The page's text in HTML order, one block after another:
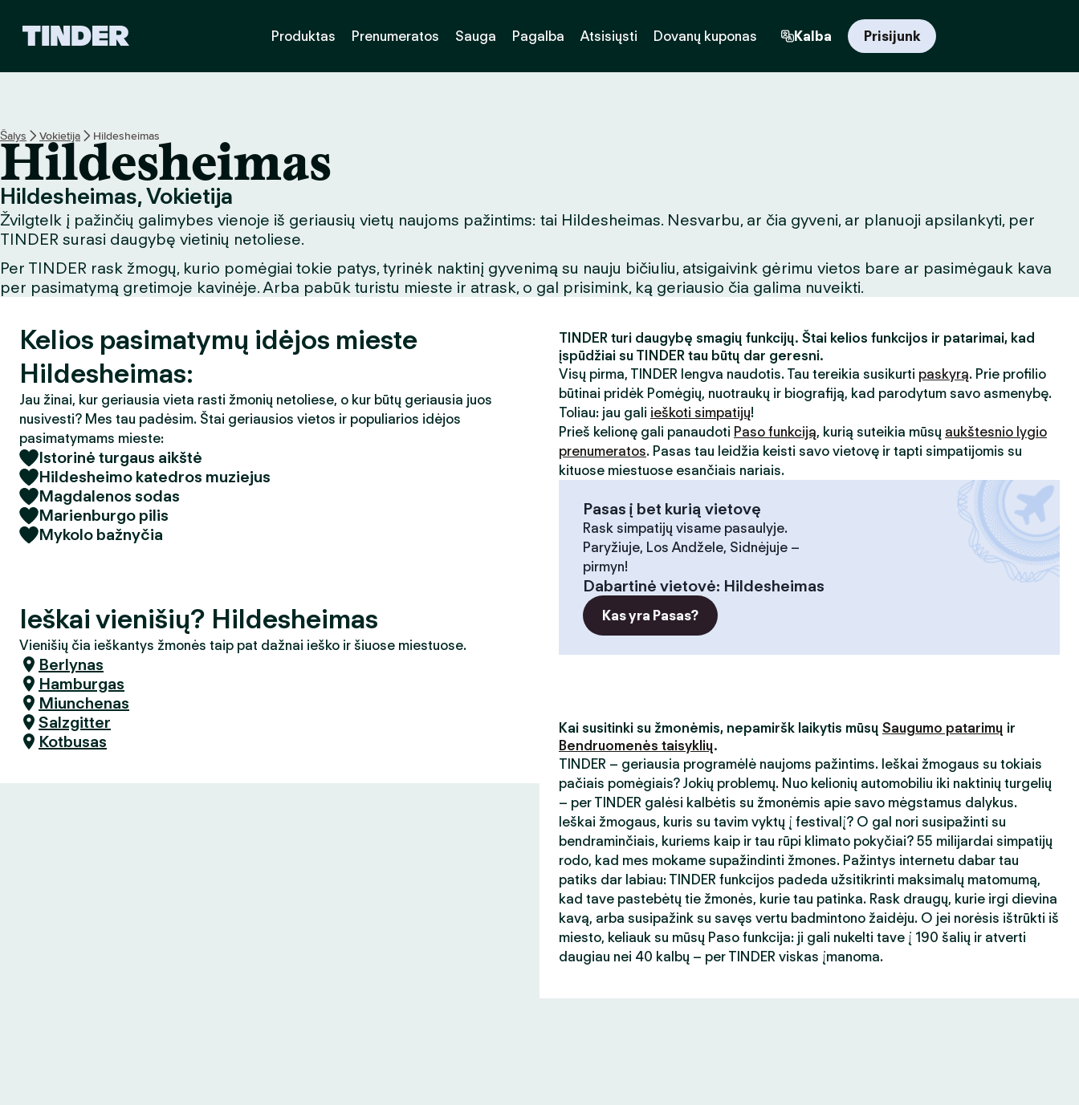
p
g
i
n
d
n
i
Produktas Prenumeratos Sauga Pagalba Atsisiųsti Dovanų kuponas Kalba Prisijunk
Šalys Vokietija Hildesheimas
Hildesheimas
Hildesheimas, Vokietija
Žvilgtelk į pažinčių galimybes vienoje iš geriausių vietų naujoms pažintims: tai Hildesheimas. Nesvarbu, ar čia gyveni, ar planuoji apsilankyti, per
TINDER surasi daugybę vietinių netoliese.
Per TINDER rask žmogų, kurio pomėgiai tokie patys, tyrinėk naktinį gyvenimą su nauju bičiuliu, atsigaivink gėrimu vietos bare ar pasimėgauk kava
per pasimatymą gretimoje kavinėje. Arba pabūk turistu mieste ir atrask, o gal prisimink, ką geriausio čia galima nuveikti.
Kelios pasimatymų idėjos mieste
Hildesheimas:
Jau žinai, kur geriausia vieta rasti žmonių netoliese, o kur būtų geriausia juos
nusivesti? Mes tau padėsim. Štai geriausios vietos ir populiarios idėjos
pasimatymams mieste:
Istorinė turgaus aikštė
Hildesheimo katedros muziejus
Magdalenos sodas
Marienburgo pilis
Mykolo bažnyčia
Ieškai vienišių? Hildesheimas
Vienišių čia ieškantys žmonės taip pat dažnai ieško ir šiuose miestuose.
Berlynas
Hamburgas
Miunchenas
Salzgitter
Kotbusas
TINDER turi daugybę smagių funkcijų. Štai kelios funkcijos ir patarimai, kad
įspūdžiai su TINDER tau būtų dar geresni.
Visų pirma, TINDER lengva naudotis. Tau tereikia susikurti paskyrą. Prie profilio
būtinai pridėk Pomėgių, nuotraukų ir biografiją, kad parodytum savo asmenybę.
Toliau: jau gali ieškoti simpatijų!
Prieš kelionę gali panaudoti Paso funkciją, kurią suteikia mūsų aukštesnio lygio
prenumeratos. Pasas tau leidžia keisti savo vietovę ir tapti simpatijomis su
kituose miestuose esančiais nariais.
Pasas į bet kurią vietovę
Rask simpatijų visame pasaulyje.
Paryžiuje, Los Andžele, Sidnėjuje –
pirmyn!
Dabartinė vietovė: Hildesheimas
Kas yra Pasas?
Kai susitinki su žmonėmis, nepamiršk laikytis mūsų Saugumo patarimų ir
Bendruomenės taisyklių.
TINDER – geriausia programėlė naujoms pažintims. Ieškai žmogaus su tokiais
pačiais pomėgiais? Jokių problemų. Nuo kelionių automobiliu iki naktinių turgelių
– per TINDER galėsi kalbėtis su žmonėmis apie savo mėgstamus dalykus.
Ieškai žmogaus, kuris su tavim vyktų į festivalį? O gal nori susipažinti su
bendraminčiais, kuriems kaip ir tau rūpi klimato pokyčiai? 55 milijardai simpatijų
rodo, kad mes mokame supažindinti žmones. Pažintys internetu dabar tau
patiks dar labiau: TINDER funkcijos padeda užsitikrinti maksimalų matomumą,
kad tave pastebėtų tie žmonės, kurie tau patinka. Rask draugų, kurie irgi dievina
kavą, arba susipažink su savęs vertu badmintono žaidėju. O jei norėsis ištrūkti iš
miesto, keliauk su mūsų Paso funkcija: ji gali nukelti tave į 190 šalių ir atverti
daugiau nei 40 kalbų – per TINDER viskas įmanoma.